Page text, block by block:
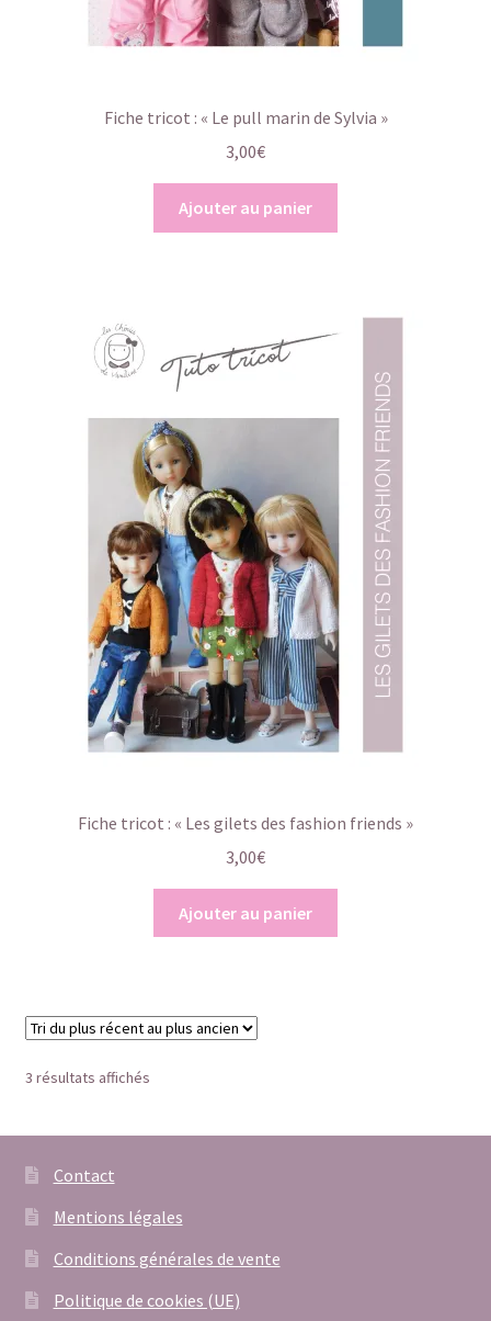
Fiche tricot : « Le pull marin de Sylvia »
3,00€
Ajouter au panier
Fiche tricot : « Les gilets des fashion friends »
3,00€
Ajouter au panier
3 résultats affichésTrié
ancien
Contact
Mentions légales
Conditions générales de vente
Politique de cookies (UE)